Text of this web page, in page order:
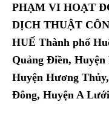
PHẠM VI HOẠT
DỊCH THUẬT
HUẾ Thành phố
Quảng Điền, Huyện
Huyện Hương
Đông, Huyện A